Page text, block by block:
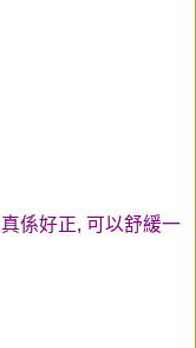
係好正, 可以舒緩一